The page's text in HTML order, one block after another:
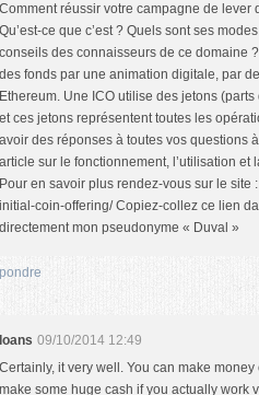
Comment réussir votre campagne de lever
Qu’est-ce que c’est ? Quels sont ses
conseils des connaisseurs de ce domaine
des fonds par une animation digitale, par
Ethereum. Une ICO utilise des jetons
et ces jetons représentent toutes les
avoir des réponses à toutes vos questions
article sur le fonctionnement, l’utilisation
Pour en savoir plus rendez-vous sur le
initial-coin-offering/ Copiez-collez ce lien
directement mon pseudonyme « Duval »
loans 09/10/2014 12:49
Certainly, it very well. You can make
make some huge cash if you actually work